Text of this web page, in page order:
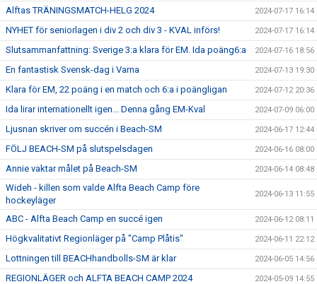
Alftas TRÄNINGSMATCH-HELG 2024 2024-07-17 16:14
NYHET för seniorlagen i div 2 och div 3 - KVAL införs! 2024-07-17 16:14
Slutsammanfattning: Sverige 3:a klara för EM. Ida poäng6:a 2024-07-16 18:56
En fantastisk Svensk-dag i Varna 2024-07-13 19:30
Klara för EM, 22 poäng i en match och 6:a i poängligan 2024-07-12 20:36
Ida lirar internationellt igen... Denna gång EM-Kval 2024-07-09 06:00
Ljusnan skriver om succén i Beach-SM 2024-06-17 12:44
FÖLJ BEACH-SM på slutspelsdagen 2024-06-16 08:00
Annie vaktar målet på Beach-SM 2024-06-14 08:48
Wideh - killen som valde Alfta Beach Camp före
hockeyläger
2024-06-13 11:55
ABC - Alfta Beach Camp en succé igen 2024-06-12 08:11
Högkvalitativt Regionläger på "Camp Plåtis" 2024-06-11 22:12
Lottningen till BEACHhandbolls-SM är klar 2024-06-05 14:56
REGIONLÄGER och ALFTA BEACH CAMP 2024 2024-05-09 14:55